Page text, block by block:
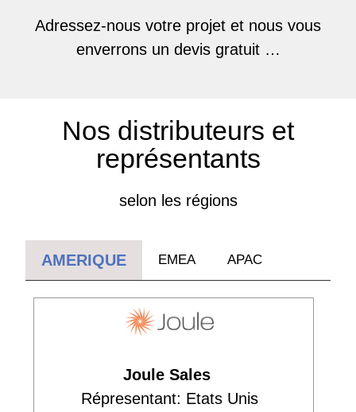
Adressez-nous votre projet et nous vous
enverrons un devis gratuit …
Nos distributeurs et
représentants
selon les régions
AMERIQUE EMEA APAC
Joule Sales
Répresentant: Etats Unis